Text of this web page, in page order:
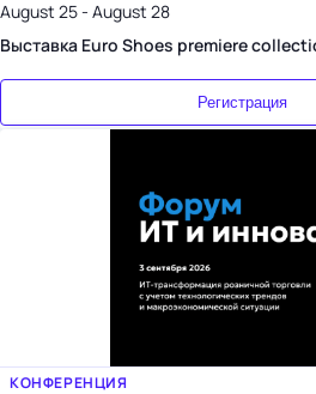
August 25 - August 28
Выставка Euro Shoes premiere
Регистрация
КОНФЕРЕНЦИЯ